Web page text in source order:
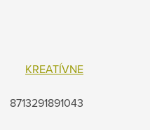
KREATÍVNE
8713291891043